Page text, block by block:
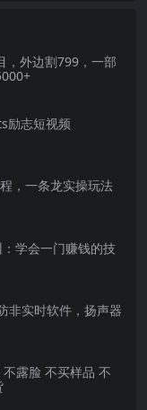
，外边割799，一部
励志短视频
，一条龙实操玩法
学会一门赚钱的技
非实时软件，扬声器
露脸 不买样品 不